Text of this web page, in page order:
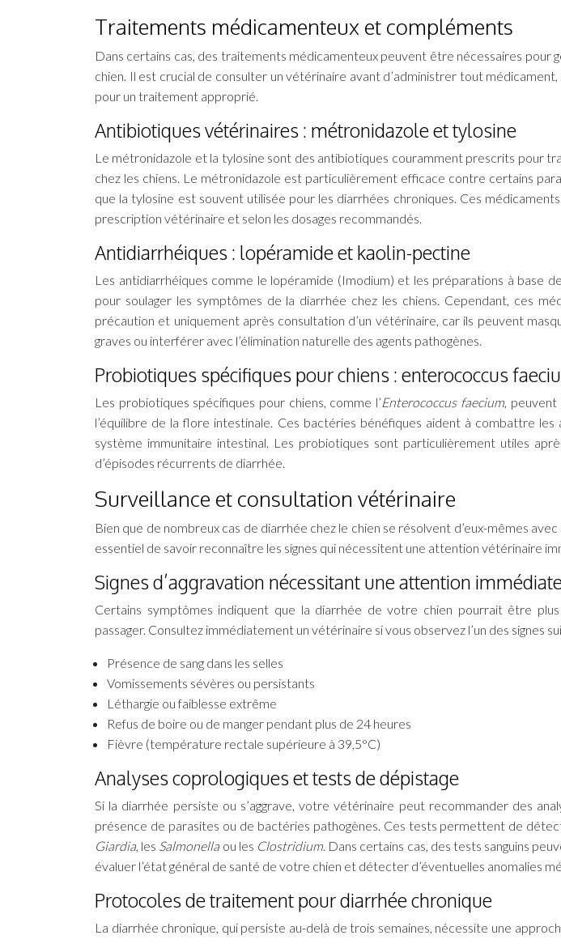
Traitements médicamenteux et compléments
Dans certains cas, des traitements médicamenteux peuvent être nécessaires pour
chien. Il est crucial de consulter un vétérinaire avant d’administrer tout
pour un traitement approprié.
Antibiotiques vétérinaires : métronidazole et tylosine
Le métronidazole et la tylosine sont des antibiotiques couramment prescrits pour
chez les chiens. Le métronidazole est particulièrement efficace contre certains
que la tylosine est souvent utilisée pour les diarrhées chroniques. Ces
prescription vétérinaire et selon les dosages recommandés.
Antidiarrhéiques : lopéramide et kaolin-pectine
Les antidiarrhéiques comme le lopéramide (Imodium) et les préparations à base
pour soulager les symptômes de la diarrhée chez les chiens. Cependant, ces
précaution et uniquement après consultation d’un vétérinaire, car ils peuvent
graves ou interférer avec l’élimination naturelle des agents pathogènes.
Probiotiques spécifiques pour chiens : enterococcus
Les probiotiques spécifiques pour chiens, comme l’Enterococcus faecium,
l’équilibre de la flore intestinale. Ces bactéries bénéfiques aident à combattre
système immunitaire intestinal. Les probiotiques sont particulièrement utiles
d’épisodes récurrents de diarrhée.
Surveillance et consultation vétérinaire
Bien que de nombreux cas de diarrhée chez le chien se résolvent d’eux-mêmes
essentiel de savoir reconnaître les signes qui nécessitent une attention vétérinaire
Signes d’aggravation nécessitant une attention
Certains symptômes indiquent que la diarrhée de votre chien pourrait être
passager. Consultez immédiatement un vétérinaire si vous observez l’un des signes
Présence de sang dans les selles
Vomissements sévères ou persistants
Léthargie ou faiblesse extrême
Refus de boire ou de manger pendant plus de 24 heures
Fièvre (température rectale supérieure à 39,5°C)
Analyses coprologiques et tests de dépistage
Si la diarrhée persiste ou s’aggrave, votre vétérinaire peut recommander des
présence de parasites ou de bactéries pathogènes. Ces tests permettent de
Giardia, les Salmonella ou les Clostridium. Dans certains cas, des tests sanguins
évaluer l’état général de santé de votre chien et détecter d’éventuelles anomalies
Protocoles de traitement pour diarrhée chronique
La diarrhée chronique, qui persiste au-delà de trois semaines, nécessite une